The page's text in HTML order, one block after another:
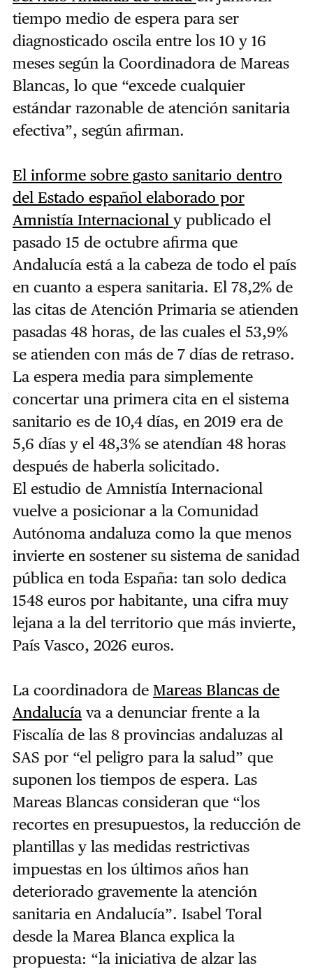
tiempo medio de espera para ser
diagnosticado oscila entre los 10 y 16
meses según la Coordinadora de Mareas
Blancas, lo que “excede cualquier
estándar razonable de atención sanitaria
efectiva”, según afirman.
El informe sobre gasto sanitario dentro
del Estado español elaborado por
Amnistía Internacional y publicado el
pasado 15 de octubre afirma que
Andalucía está a la cabeza de todo el país
en cuanto a espera sanitaria. El 78,2% de
las citas de Atención Primaria se atienden
pasadas 48 horas, de las cuales el 53,9%
se atienden con más de 7 días de retraso.
La espera media para simplemente
concertar una primera cita en el sistema
sanitario es de 10,4 días, en 2019 era de
5,6 días y el 48,3% se atendían 48 horas
después de haberla solicitado.
El estudio de Amnistía Internacional
vuelve a posicionar a la Comunidad
Autónoma andaluza como la que menos
invierte en sostener su sistema de sanidad
pública en toda España: tan solo dedica
1548 euros por habitante, una cifra muy
lejana a la del territorio que más invierte,
País Vasco, 2026 euros.
La coordinadora de Mareas Blancas de
Andalucíava a denunciar frente a la
Fiscalía de las 8 provincias andaluzas al
SAS por “el peligro para la salud” que
suponen los tiempos de espera. Las
Mareas Blancas consideran que “los
recortes en presupuestos, la reducción de
plantillas y las medidas restrictivas
impuestas en los últimos años han
deteriorado gravemente la atención
sanitaria en Andalucía”. Isabel Toral
desde la Marea Blanca explica la
propuesta: “la iniciativa de alzar las